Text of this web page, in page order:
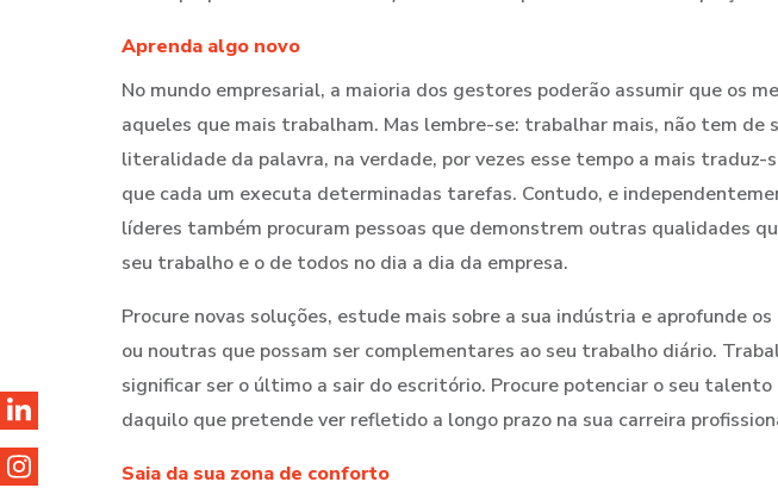
Aprenda algo novo
No mundo empresarial, a maioria dos gestores poderão assumir que os
aqueles que mais trabalham. Mas lembre-se: trabalhar mais, não tem de
literalidade da palavra, na verdade, por vezes esse tempo a mais traduz-
que cada um executa determinadas tarefas. Contudo, e
líderes também procuram pessoas que demonstrem outras qualidades
seu trabalho e o de todos no dia a dia da empresa.
Procure novas soluções, estude mais sobre a sua indústria e aprofunde
ou noutras que possam ser complementares ao seu trabalho diário.
significar ser o último a sair do escritório. Procure potenciar o seu
daquilo que pretende ver refletido a longo prazo na sua carreira
Saia da sua zona de conforto